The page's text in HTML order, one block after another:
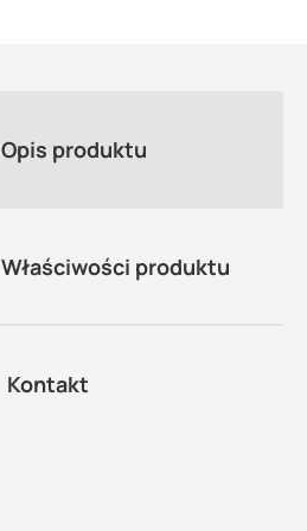
Opis produktu
Właściwości produktu
Kontakt